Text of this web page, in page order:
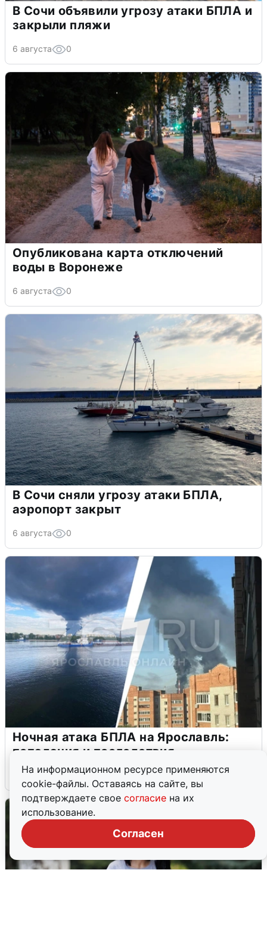
На информационном ресурсе применяются
cookie-файлы. Оставаясь на сайте, вы
подтверждаете свое согласие на их
использование.
Согласен
В Сочи объявили угрозу атаки БПЛА и
закрыли пляжи
6 августа 0
Опубликована карта отключений
воды в Воронеже
6 августа 0
В Сочи сняли угрозу атаки БПЛА,
аэропорт закрыт
6 августа 0
Ночная атака БПЛА на Ярославль:
попадания и последствия
6 августа 0